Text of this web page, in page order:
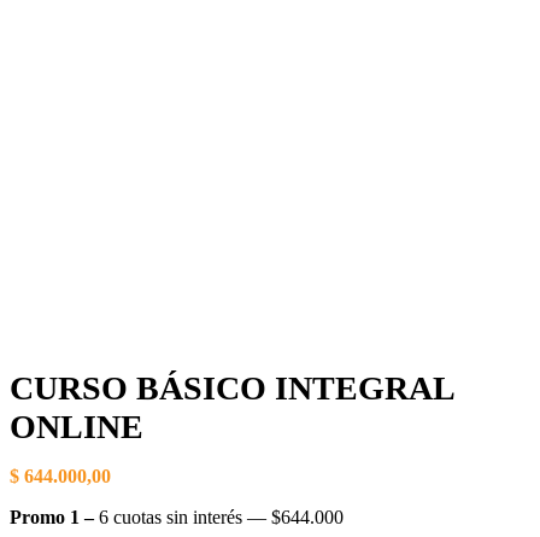
CURSO BÁSICO INTEGRAL
ONLINE
$ 644.000,00
Promo 1 –6 cuotas sin interés — $644.000